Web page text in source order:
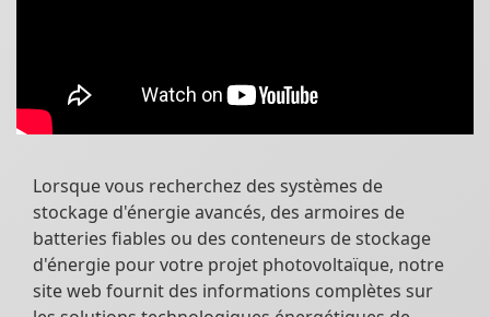
Lorsque vous recherchez des systèmes de
stockage d'énergie avancés, des armoires de
batteries fiables ou des conteneurs de stockage
d'énergie pour votre projet photovoltaïque, notre
site web fournit des informations complètes sur